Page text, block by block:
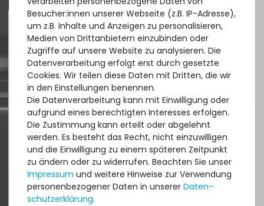
Quick shipment for heavy-weigth servers
an perfect state of the machines. Also
great paying options and Euro VAT
managing.
DAVID G.
ausTres Cantos
4.96 /5.00aus8.500Bewertungen
Besucher:innen unserer Webseite (z.B. IP-Adresse),
um z.B. Inhalte und Anzeigen zu personalisieren,
Medien von Drittanbietern einzubinden oder
Zugriffe auf unsere Website zu analysieren. Die
Datenverarbeitung erfolgt erst durch gesetzte
Cookies. Wir teilen diese Daten mit Dritten, die wir
in den Einstellungen benennen.
Die Datenverarbeitung kann mit Einwilligung oder
aufgrund eines berechtigten Interesses erfolgen.
Die Zustimmung kann erteilt oder abgelehnt
werden. Es besteht das Recht, nicht einzuwilligen
und die Einwilligung zu einem späteren Zeitpunkt
zu ändern oder zu widerrufen. Beachten Sie unser
Impressum und weitere Hinweise zur Verwendung
personenbezogener Daten in unserer Daten­
schutz­erklärung.